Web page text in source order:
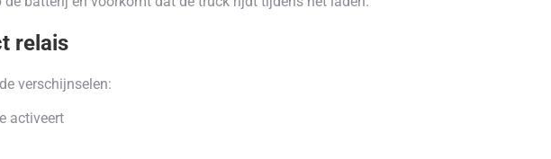
relais
verschijnselen:
activeert